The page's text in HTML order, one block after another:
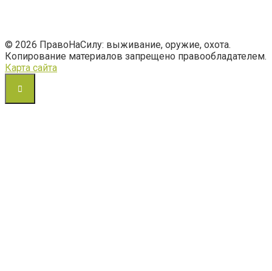
© 2026 ПравоНаСилу: выживание, оружие, охота.
Копирование материалов запрещено правообладателем.
Карта сайта